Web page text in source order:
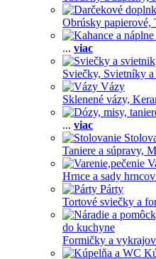
Obrúsky papierové,
... viac
Sviečky, Svietníky
Vázy
Sklenené vázy,
... viac
Taniere a súpravy,
Hrnce a sady
Párty
Tortové sviečky a
do kuchyne
Formičky a